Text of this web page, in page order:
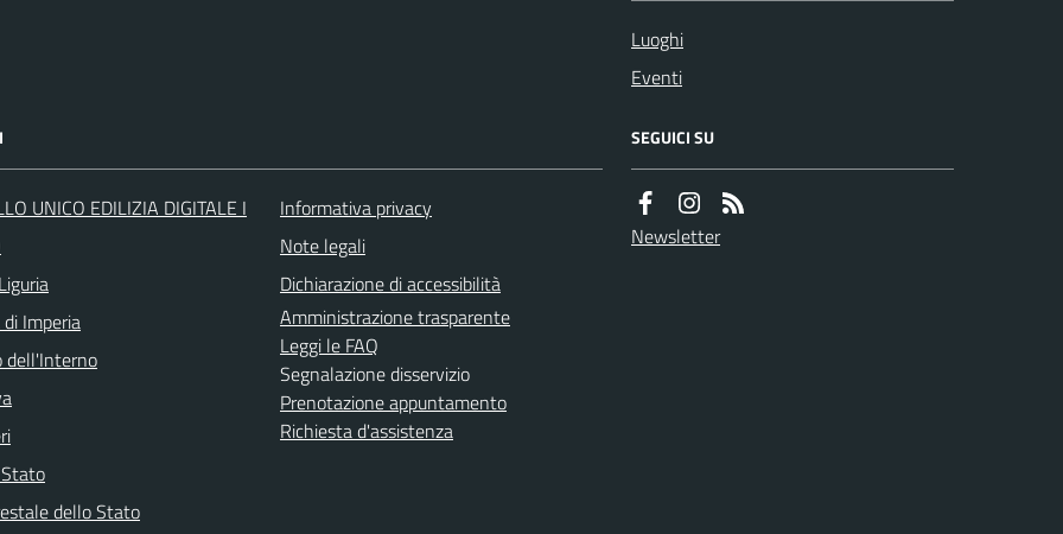
Luoghi
Eventi
UNICO EDILIZIA DIGITALE I
Imperia
dell'Interno
dello Stato
Informativa privacy
Note legali
Dichiarazione di accessibilità
Amministrazione trasparente
Leggi le FAQ
Segnalazione disservizio
Prenotazione appuntamento
Richiesta d'assistenza
SEGUICI SU
Newsletter